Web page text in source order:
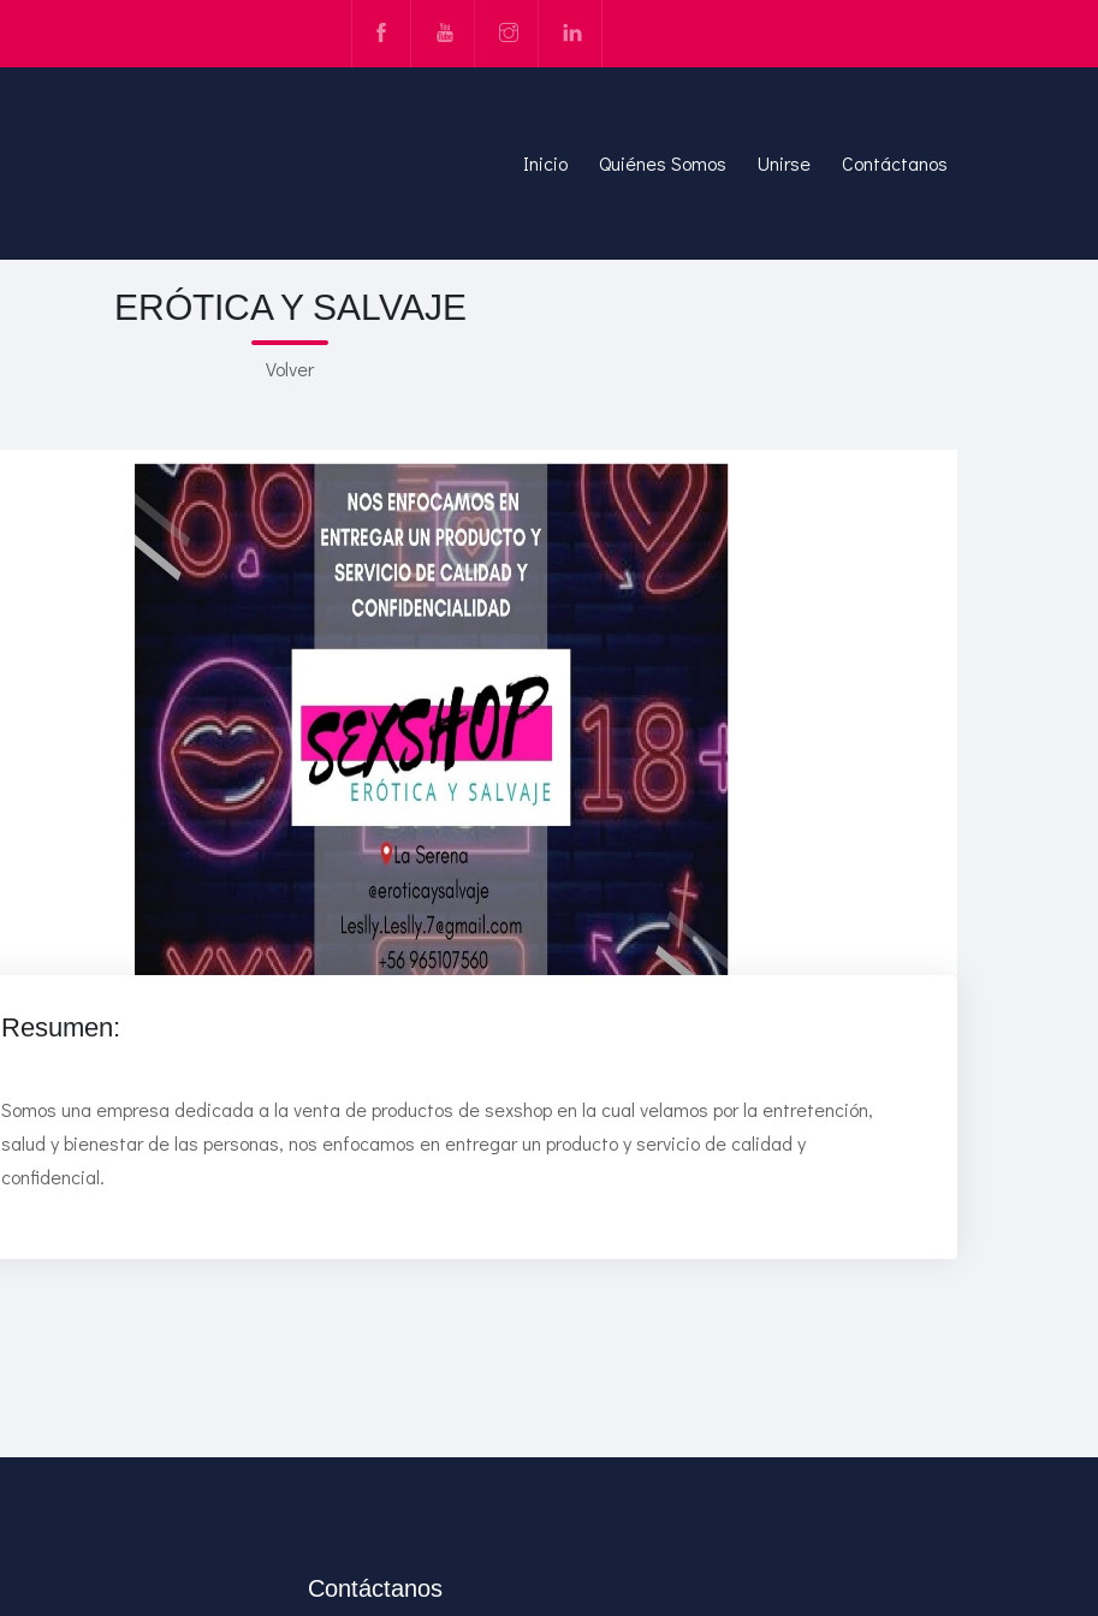
Inicio Quiénes Somos Unirse Contáctanos
ERÓTICA Y SALVAJE
Volver
Resumen:
Somos una empresa dedicada a la venta de productos de sexshop en la cual velamos por la entretención,
salud y bienestar de las personas, nos enfocamos en entregar un producto y servicio de calidad y
confidencial.
Contáctanos